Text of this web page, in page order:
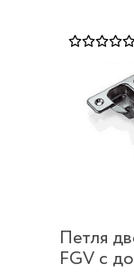
Петля
FGV с